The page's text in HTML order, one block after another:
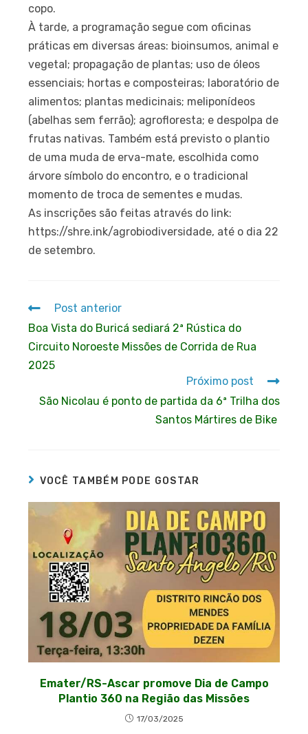
copo.
À tarde, a programação segue com oficinas
práticas em diversas áreas: bioinsumos, animal e
vegetal; propagação de plantas; uso de óleos
essenciais; hortas e composteiras; laboratório de
alimentos; plantas medicinais; meliponídeos
(abelhas sem ferrão); agrofloresta; e despolpa de
frutas nativas. Também está previsto o plantio
de uma muda de erva-mate, escolhida como
árvore símbolo do encontro, e o tradicional
momento de troca de sementes e mudas.
As inscrições são feitas através do link:
https://shre.ink/agrobiodiversidade, até o dia 22
de setembro.
Post anterior
Boa Vista do Buricá sediará 2ª Rústica do
Circuito Noroeste Missões de Corrida de Rua
2025
Próximo post
São Nicolau é ponto de partida da 6ª Trilha dos
Santos Mártires de Bike
VOCÊ TAMBÉM PODE GOSTAR
Emater/RS-Ascar promove Dia de Campo
Plantio 360 na Região das Missões
17/03/2025